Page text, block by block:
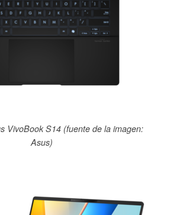
VivoBook S14 (fuente de la imagen:
Asus)